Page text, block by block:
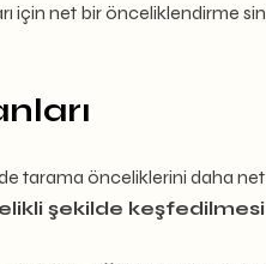
için net bir önceliklendirme
tarama önceliklerini daha
şekilde keşfedilmesi